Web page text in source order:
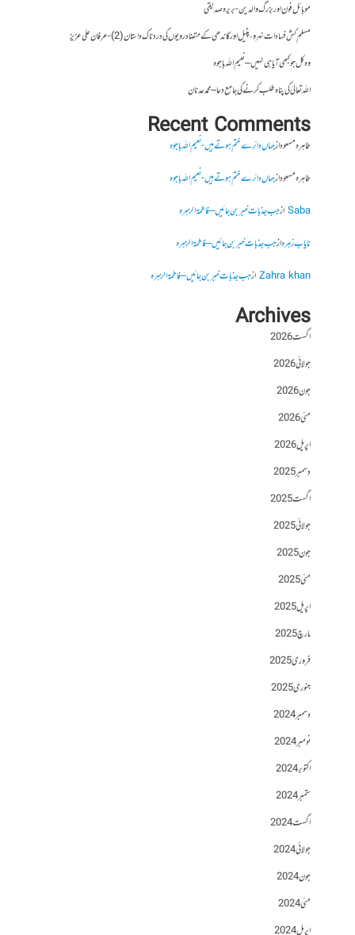
موبائل فون اور بزرگ والدین- بریرہ صدیقی
مسلم کش فسادات نہرو، پٹیل اور گاندھی کے متضاد رویوں کی درد ناک داستان (2)- عرفان علی عزیز
وہ کل جو کبھی آیا ہی نہیں – نعیم اللہ باجوہ
اللہ تعالیٰ کی پناہ طلب کرنے کی جامع دعا – محمد عدنان
Recent Comments
طاہرہ مسعودازجہاں دائرے ختم ہوتے ہیں- نعیم اللہ باجوہ
طاہرہ مسعودازجہاں دائرے ختم ہوتے ہیں- نعیم اللہ باجوہ
Sabaازجب جذبات خبر بن جائیں – فاطمۃالزہرہ
نایاب زہرہازجب جذبات خبر بن جائیں – فاطمۃالزہرہ
Zahra khanازجب جذبات خبر بن جائیں – فاطمۃالزہرہ
Archives
اگست 2026
جولائی 2026
جون 2026
مئی 2026
اپریل 2026
دسمبر 2025
اگست 2025
جولائی 2025
جون 2025
مئی 2025
اپریل 2025
مارچ 2025
فروری 2025
جنوری 2025
دسمبر 2024
نومبر 2024
اکتوبر 2024
ستمبر 2024
اگست 2024
جولائی 2024
جون 2024
مئی 2024